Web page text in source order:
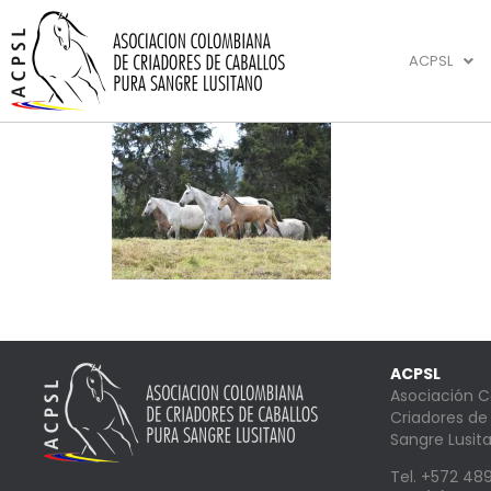
ACPSL
ACPSL
Asociación
Criadores
Sangre
Tel. +572